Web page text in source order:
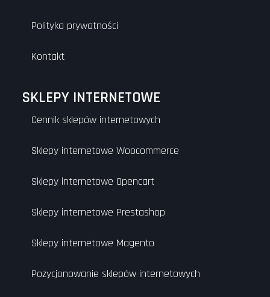
Polityka prywatności
Kontakt
SKLEPY INTERNETOWE
Cennik sklepów internetowych
Sklepy internetowe Woocommerce
Sklepy internetowe Opencart
Sklepy internetowe Prestashop
Sklepy internetowe Magento
Pozycjonowanie sklepów internetowych